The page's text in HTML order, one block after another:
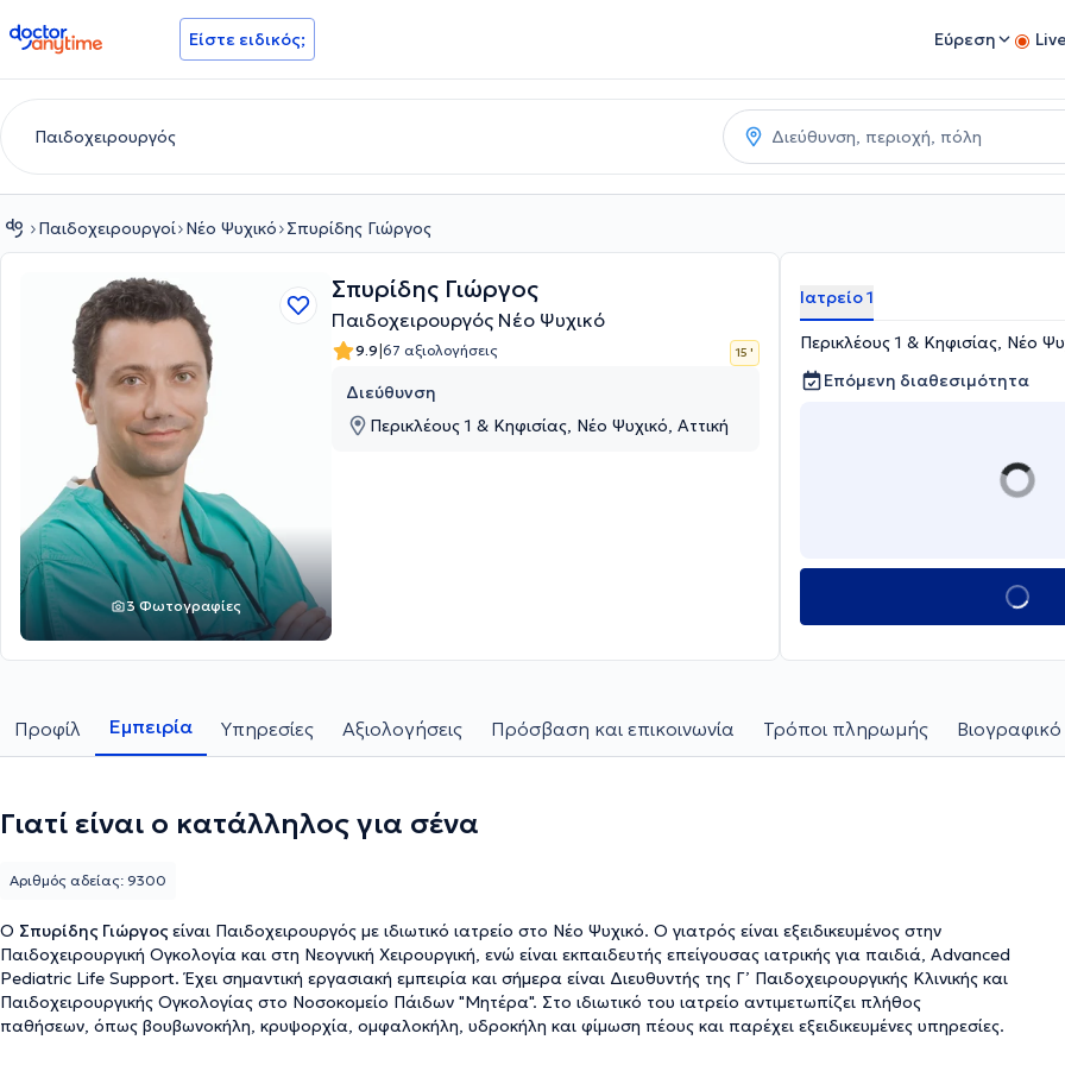
doctoranytime Είστε ειδικός; Εύρεση
Παιδοχειρουργοί Νέο Ψυχικό Σπυρίδης Γιώργος
3 Φωτογραφίες
Σπυρίδης Γιώργος
Παιδοχειρουργός Νέο Ψυχικό
9.9|67 αξιολογήσεις 15 '
Διεύθυνση
Περικλέους 1 & Κηφισίας, Νέο Ψυχικό, Αττική
Ιατρείο 1
Περικλέους 1 & Κηφισίας, Νέο
Επόμενη διαθεσιμότητα
Προφίλ Εμπειρία Υπηρεσίες Αξιολογήσεις Πρόσβαση και επικοινωνία Τρόποι πληρωμής
Γιατί είναι ο κατάλληλος για σένα
Ο Σπυρίδης Γιώργοςείναι Παιδοχειρουργός με ιδιωτικό ιατρείο στο Νέο Ψυχικό. Ο γιατρός είναι εξειδικευμένος στην
Παιδοχειρουργική Ογκολογία και στη Νεογνική Χειρουργική, ενώ είναι εκπαιδευτής επείγουσας ιατρικής για παιδιά, Advanced
Pediatric Life Support. Έχει σημαντική εργασιακή εμπειρία και σήμερα είναι Διευθυντής της Γ’ Παιδοχειρουργικής Κλινικής και
Παιδοχειρουργικής Ογκολογίας στο Νοσοκομείο Πάιδων "Μητέρα". Στο ιδιωτικό του ιατρείο αντιμετωπίζει πλήθος
παθήσεων, όπως βουβωνοκήλη, κρυψορχία, ομφαλοκήλη, υδροκήλη και φίμωση πέους και παρέχει εξειδικευμένες υπηρεσίες.
Αριθμός αδείας: 9300